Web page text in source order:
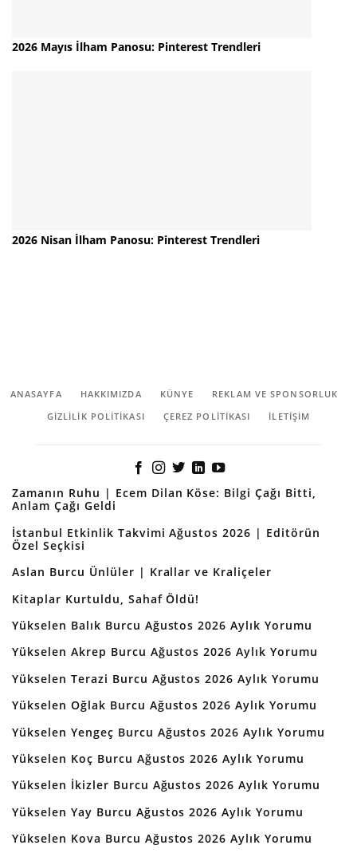
2026 Mayıs İlham Panosu: Pinterest Trendleri
2026 Nisan İlham Panosu: Pinterest Trendleri
ANASAYFA HAKKIMIZDA KÜNYE
REKLAM VE SPONSORLUK
GIZLILIK POLITIKASI
ÇEREZ POLITIKASI İLETİŞİM
Zamanın Ruhu | Ecem Dilan Köse: Bilgi Çağı Bitti,
Anlam Çağı Geldi
İstanbul Etkinlik Takvimi Ağustos 2026 | Editörün
Özel Seçkisi
Aslan Burcu Ünlüler | Krallar ve Kraliçeler
Kitaplar Kurtuldu, Sahaf Öldü!
Yükselen Balık Burcu Ağustos 2026 Aylık Yorumu
Yükselen Akrep Burcu Ağustos 2026 Aylık Yorumu
Yükselen Terazi Burcu Ağustos 2026 Aylık Yorumu
Yükselen Oğlak Burcu Ağustos 2026 Aylık Yorumu
Yükselen Yengeç Burcu Ağustos 2026 Aylık Yorumu
Yükselen Koç Burcu Ağustos 2026 Aylık Yorumu
Yükselen İkizler Burcu Ağustos 2026 Aylık Yorumu
Yükselen Yay Burcu Ağustos 2026 Aylık Yorumu
Yükselen Kova Burcu Ağustos 2026 Aylık Yorumu